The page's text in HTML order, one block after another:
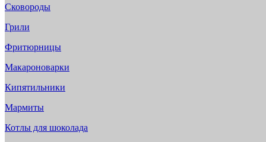
Сковороды
Грили
Фритюрницы
Макароноварки
Кипятильники
Мармиты
Котлы для шоколада